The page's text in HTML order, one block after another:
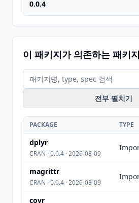
0.0.4
이 패키지가 의존하는 패키지
전부 펼치기
PACKAGE TYPE
dplyr
CRAN · 0.0.4 · 2026-08-09
magrittr
CRAN · 0.0.4 · 2026-08-09
covr